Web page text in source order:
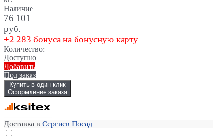
Наличие
76 101
руб.
+2 283 бонуса на бонусную карту
Количество:
Доступно
Добавить
Под заказ
Купить в один клик
Оформление заказа
Доставка в Сергиев Посад